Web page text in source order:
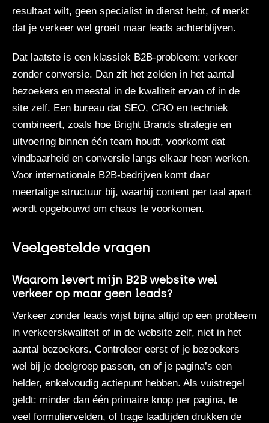
resultaat wilt, geen specialist in dienst hebt, of merkt
dat je verkeer wel groeit maar leads achterblijven.
Dat laatste is een klassiek B2B-probleem: verkeer
zonder conversie. Dan zit het zelden in het aantal
bezoekers en meestal in de kwaliteit ervan of in de
site zelf. Een bureau dat SEO, CRO en techniek
combineert, zoals hoe Bright Brands strategie en
uitvoering binnen één team houdt, voorkomt dat
vindbaarheid en conversie langs elkaar heen werken.
Voor internationale B2B-bedrijven komt daar
meertalige structuur bij, waarbij content per taal apart
wordt opgebouwd om chaos te voorkomen.
Veelgestelde vragen
Waarom levert mijn B2B website wel
verkeer op maar geen leads?
Verkeer zonder leads wijst bijna altijd op een probleem
in verkeerskwaliteit of in de website zelf, niet in het
aantal bezoekers. Controleer eerst of je bezoekers
wel bij je doelgroep passen, en of je pagina’s een
helder, enkelvoudig actiepunt hebben. Als vuistregel
geldt: minder dan één primaire knop per pagina, te
veel formuliervelden, of trage laadtijden drukken de